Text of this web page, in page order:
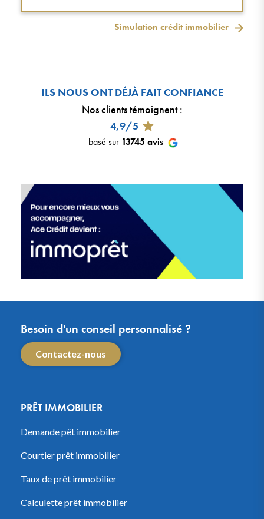
Simulation crédit immobilier
ILS NOUS ONT DÉJÀ FAIT CONFIANCE
Nos clients témoignent:
4,9/5
basé sur 13745 avis
Besoin d'un conseil personnalisé ?
Contactez-nous
PRÊT IMMOBILIER
Demande pêt immobilier
Courtier prêt immobilier
Taux de prêt immobilier
Calculette prêt immobilier